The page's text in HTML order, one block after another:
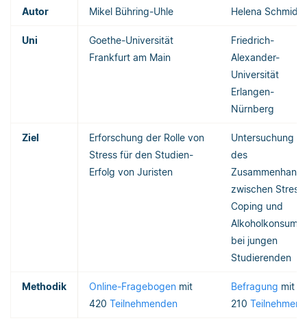
Autor Mikel Bühring-Uhle Helena Schmidt
Uni
Goethe-Universität
Frankfurt am Main
Friedrich-
Alexander-
Universität
Erlangen-
Nürnberg
Ziel
Erforschung der Rolle von
Stress für den Studien-
Erfolg von Juristen
Untersuchung
des
Zusammenhangs
zwischen Stress,
Coping und
Alkoholkonsum
bei jungen
Studierenden
Methodik Online-Fragebogen mit
420 Teilnehmenden
Befragung mit
210 Teilnehmern